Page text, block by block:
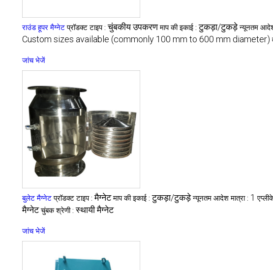
राउंड हूपर मैग्नेट प्रॉडक्ट टाइप :चुंबकीय उपकरण माप की इकाई :टुकड़ा/टुकड़े न्यूनतम आदेश
Custom sizes available (commonly 100 mm to 600 mm diameter)
जांच भेजें
बुलेट मैग्नेट प्रॉडक्ट टाइप :मैग्नेट माप की इकाई :टुकड़ा/टुकड़े न्यूनतम आदेश मात्रा : 1
मैग्नेट चुंबक श्रेणी :स्थायी मैग्नेट
जांच भेजें